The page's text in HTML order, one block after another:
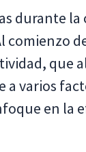
durante la
que
a varios
en la